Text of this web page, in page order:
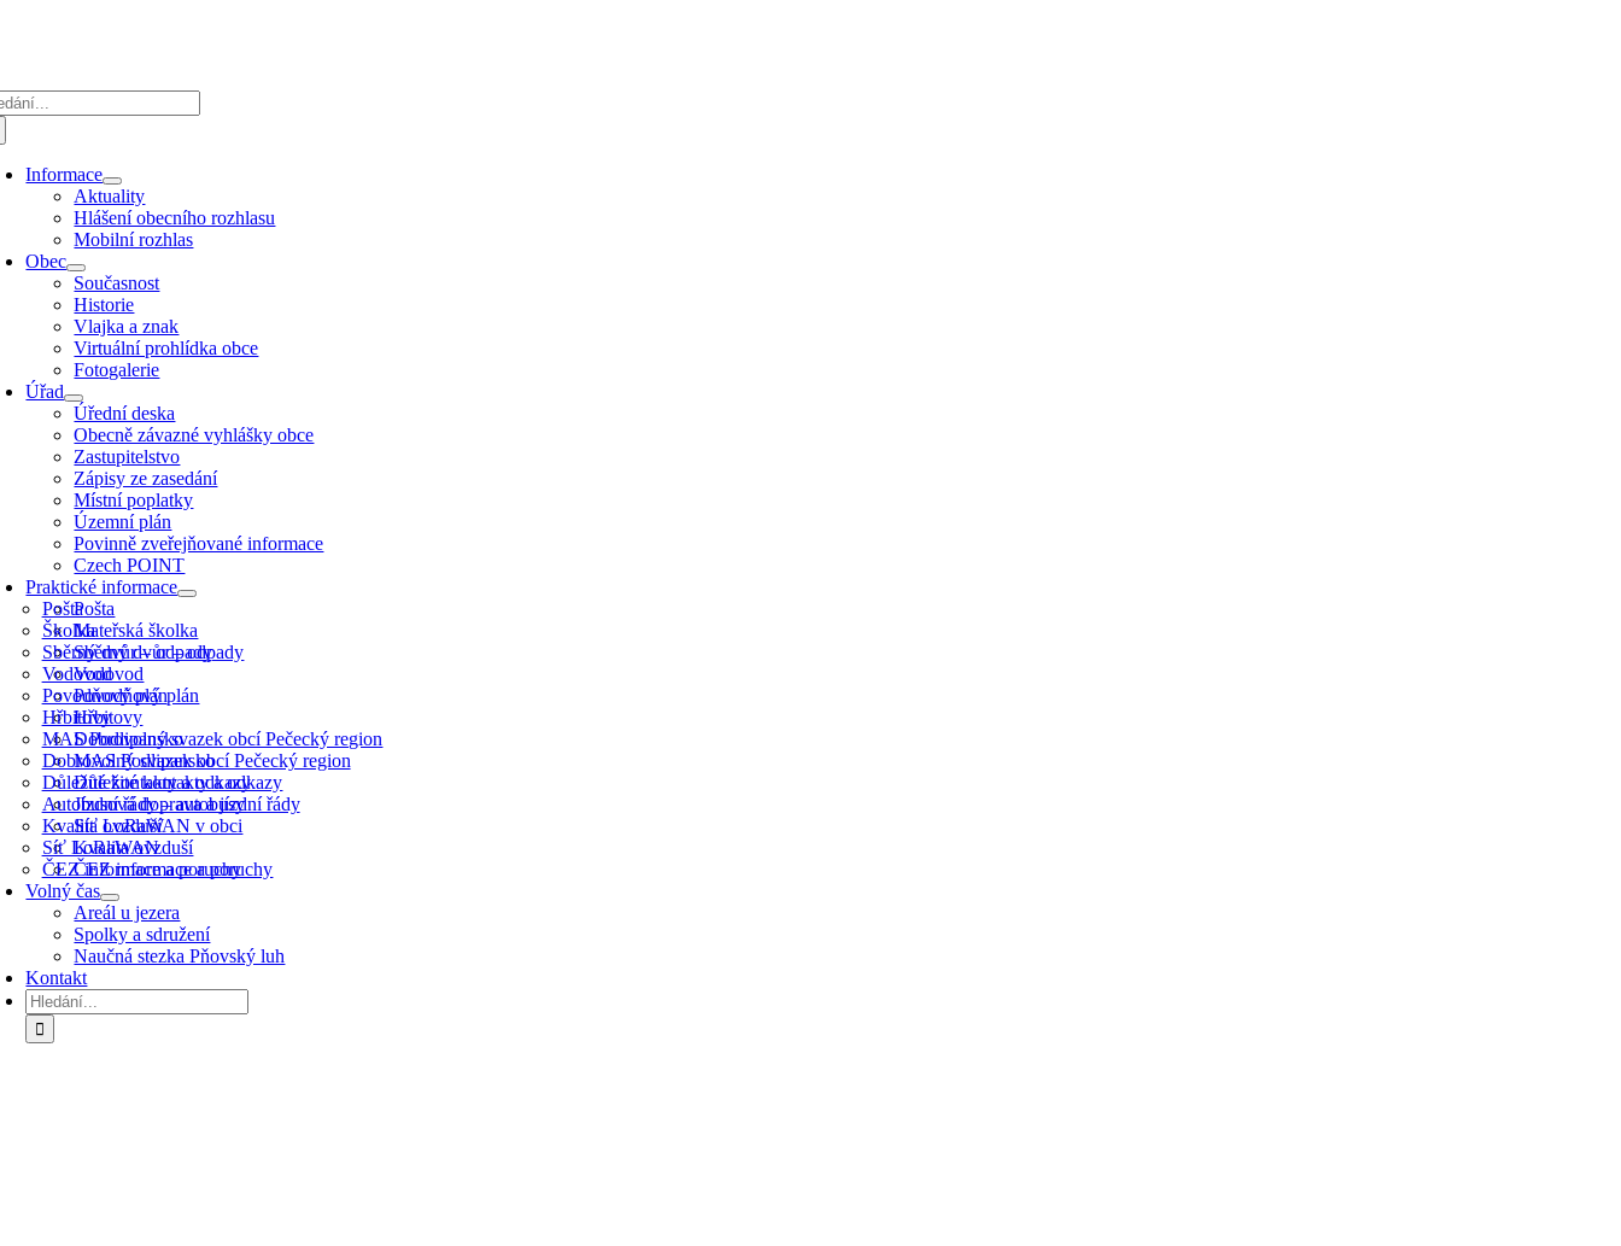
Informace
Aktuality
Hlášení obecního rozhlasu
Mobilní rozhlas
Obec
Současnost
Historie
Vlajka a znak
Virtuální prohlídka obce
Fotogalerie
Úřad
Úřední deska
Obecně závazné vyhlášky obce
Zastupitelstvo
Zápisy ze zasedání
Místní poplatky
Územní plán
Povinně zveřejňované informace
Czech POINT
Praktické informace
Pošta
Školka
Sběrný dvůr – odpady
Vodovod
Povodňový plán
Hřbitovy
MAS Podlipansko
Dobrovolný svazek obcí Pečecký region
Důležité kontakty a odkazy
Autobusová doprava a jízdní řády
Kvalita ovzduší
Síť LoRaWAN
ČEZ informace a poruchy
Pošta
Mateřská školka
Sběrný dvůr – odpady
Vodovod
Povodňový plán
Hřbitovy
Dobrovolný svazek obcí Pečecký region
MAS Podlipansko
Důležité kontakty a odkazy
Jízdní řády – autobusy
Síť LoRaWAN v obci
Kvalita ovzduší
ČEZ informace a poruchy
Volný čas
Areál u jezera
Spolky a sdružení
Naučná stezka Pňovský luh
Kontakt
Hledat: